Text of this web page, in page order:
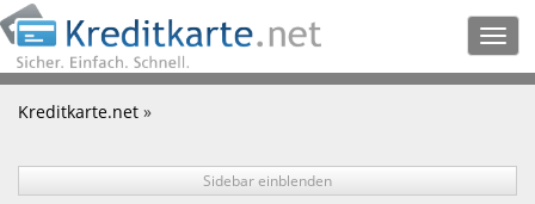
Kreditkarte.net »
Sidebar einblenden